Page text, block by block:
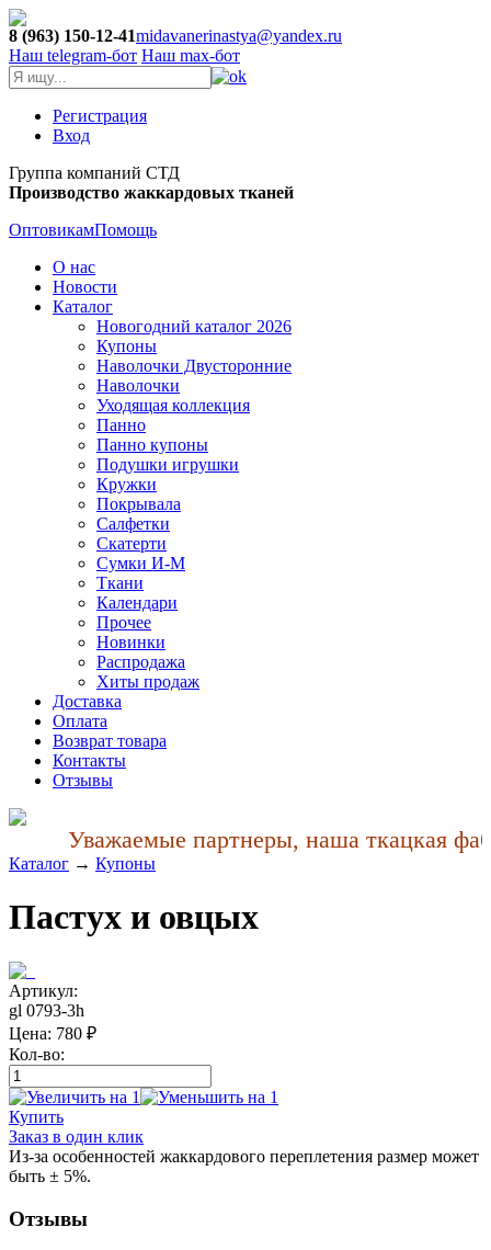
8 (963) 150-12-41midavanerinastya@yandex.ru
Наш telegram-бот Наш max-бот
Регистрация
Вход
Группа компаний СТД
Производство жаккардовых тканей
ОптовикамПомощь
О нас
Новости
Каталог
Новогодний каталог 2026
Купоны
Наволочки Двусторонние
Наволочки
Уходящая коллекция
Панно
Панно купоны
Подушки игрушки
Кружки
Покрывала
Салфетки
Скатерти
Сумки И-М
Ткани
Календари
Прочее
Новинки
Распродажа
Хиты продаж
Доставка
Оплата
Возврат товара
Контакты
Отзывы
Уважаемые партнеры, наша ткацкая
Каталог → Купоны
Пастух и овцыx
Артикул:
gl 0793-3h
Цена: 780 ₽
Кол-во:
Купить
Заказ в один клик
Из-за особенностей жаккардового переплетения размер может
быть ± 5%.
Отзывы